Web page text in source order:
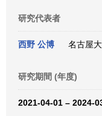
研究代表者
西野 公博 名古屋
研究期間 (年度)
2021-04-01 – 2024-